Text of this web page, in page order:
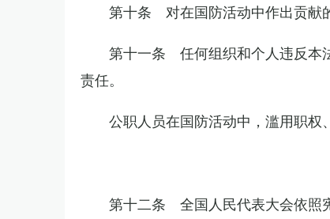
第十条 对在国防活动中作出贡献
第十一条 任何组织和个人违反本
责任。
公职人员在国防活动中，滥用职权
第十二条 全国人民代表大会依照